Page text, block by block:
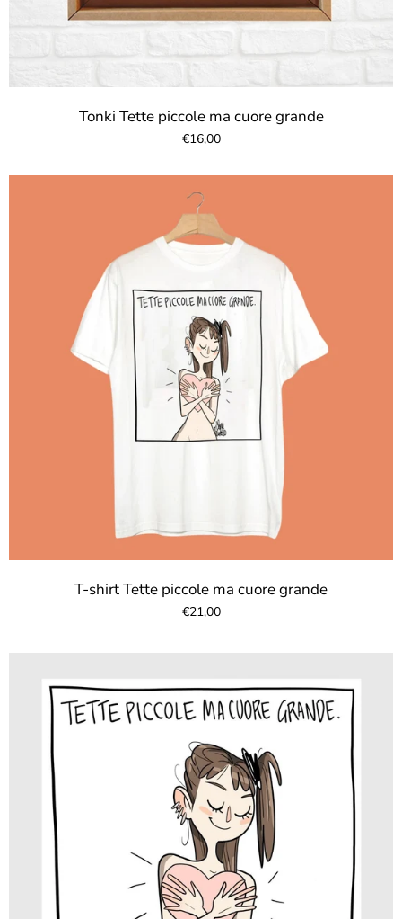
Tonki Tette piccole ma cuore grande
€16,00
T-shirt Tette piccole ma cuore grande
€21,00